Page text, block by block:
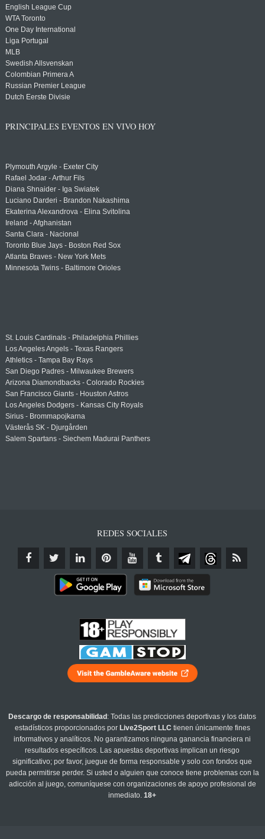
English League Cup
WTA Toronto
One Day International
Liga Portugal
MLB
Swedish Allsvenskan
Colombian Primera A
Russian Premier League
Dutch Eerste Divisie
PRINCIPALES EVENTOS EN VIVO HOY
Plymouth Argyle - Exeter City
Rafael Jodar - Arthur Fils
Diana Shnaider - Iga Swiatek
Luciano Darderi - Brandon Nakashima
Ekaterina Alexandrova - Elina Svitolina
Ireland - Afghanistan
Santa Clara - Nacional
Toronto Blue Jays - Boston Red Sox
Atlanta Braves - New York Mets
Minnesota Twins - Baltimore Orioles
St. Louis Cardinals - Philadelphia Phillies
Los Angeles Angels - Texas Rangers
Athletics - Tampa Bay Rays
San Diego Padres - Milwaukee Brewers
Arizona Diamondbacks - Colorado Rockies
San Francisco Giants - Houston Astros
Los Angeles Dodgers - Kansas City Royals
Sirius - Brommapojkarna
Västerås SK - Djurgården
Salem Spartans - Siechem Madurai Panthers
REDES SOCIALES
Descargo de responsabilidad : Todas las predicciones deportivas y los datos
estadísticos proporcionados por Live2Sport LLC tienen únicamente fines
informativos y analíticos. No garantizamos ninguna ganancia financiera ni
resultados específicos. Las apuestas deportivas implican un riesgo
significativo; por favor, juegue de forma responsable y solo con fondos que
pueda permitirse perder. Si usted o alguien que conoce tiene problemas con la
adicción al juego, comuníquese con organizaciones de apoyo profesional de
inmediato.18+